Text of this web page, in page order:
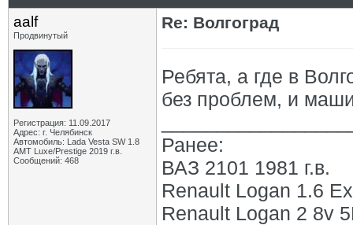
aalf
Продвинутый
Регистрация: 11.09.2017
Адрес: г. Челябинск
Автомобиль: Lada Vesta SW 1.8
АМТ Luxe/Prestige 2019 г.в.
Сообщений: 468
Re: Волгоград
Ребята, а где в
без проблем, и
Ранее:
ВАЗ 2101 1981 г.в.
Renault Logan 1.6
Renault Logan 2 8v